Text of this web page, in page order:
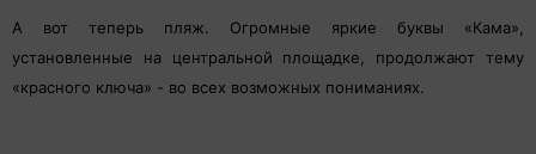
А вот теперь пляж. Огромные яркие буквы «Кама»,
установленные на центральной площадке, продолжают тему
«красного ключа» - во всех возможных пониманиях.